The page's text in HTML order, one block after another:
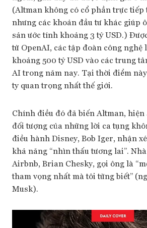
(Altman không có cổ phần trực tiếp
nhưng các khoản đầu tư khác giúp
sản ước tính khoảng 3 tỷ USD.)
từ OpenAI, các tập đoàn công nghệ
khoảng 500 tỷ USD vào các trung
AI trong năm nay. Tại thời điểm
ty quan trọng nhất thế giới.
Chính điều đó đã biến Altman,
đối tượng của những lời ca tụng
điều hành Disney, Bob Iger, nhận
khả năng “nhìn thấu tương lai”.
Airbnb, Brian Chesky, gọi ông là
tham vọng nhất mà tôi từng biết”
Musk).